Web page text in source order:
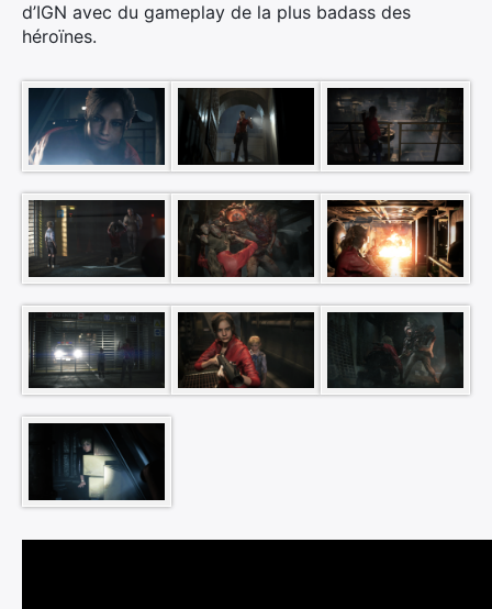
d’IGN avec du gameplay de la plus badass des
héroïnes.